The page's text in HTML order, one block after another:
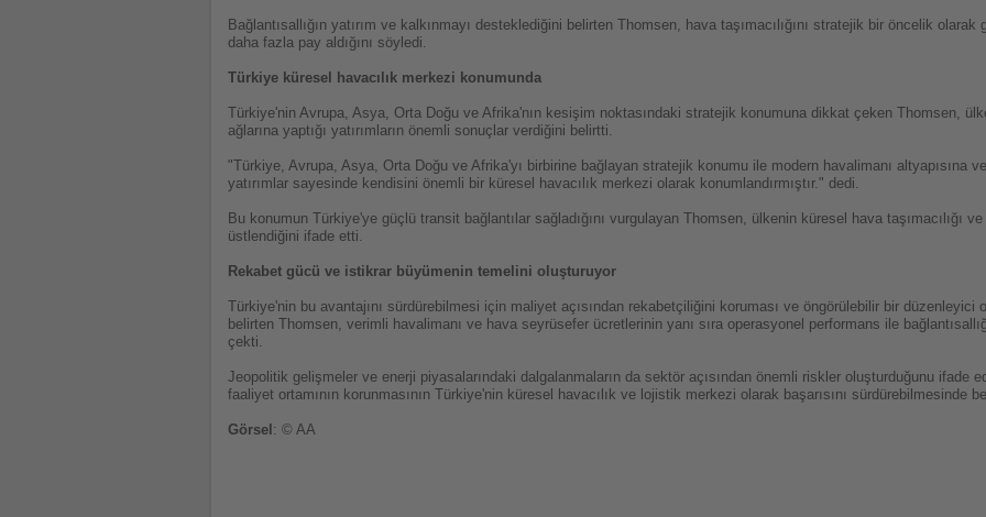
Bağlantısallığın yatırım ve kalkınmayı desteklediğini belirten Thomsen, hava taşımacılığını stratejik bir öncelik olarak
daha fazla pay aldığını söyledi.
Türkiye küresel havacılık merkezi konumunda
Türkiye'nin Avrupa, Asya, Orta Doğu ve Afrika'nın kesişim noktasındaki stratejik konumuna dikkat çeken Thomsen,
ağlarına yaptığı yatırımların önemli sonuçlar verdiğini belirtti.
"Türkiye, Avrupa, Asya, Orta Doğu ve Afrika'yı birbirine bağlayan stratejik konumu ile modern havalimanı altyapısına
yatırımlar sayesinde kendisini önemli bir küresel havacılık merkezi olarak konumlandırmıştır." dedi.
Bu konumun Türkiye'ye güçlü transit bağlantılar sağladığını vurgulayan Thomsen, ülkenin küresel hava taşımacılığı
üstlendiğini ifade etti.
Rekabet gücü ve istikrar büyümenin temelini oluşturuyor
Türkiye'nin bu avantajını sürdürebilmesi için maliyet açısından rekabetçiliğini koruması ve öngörülebilir bir
belirten Thomsen, verimli havalimanı ve hava seyrüsefer ücretlerinin yanı sıra operasyonel performans ile
çekti.
Jeopolitik gelişmeler ve enerji piyasalarındaki dalgalanmaların da sektör açısından önemli riskler oluşturduğunu ifade
faaliyet ortamının korunmasının Türkiye'nin küresel havacılık ve lojistik merkezi olarak başarısını sürdürebilmesinde
Görsel : © AA